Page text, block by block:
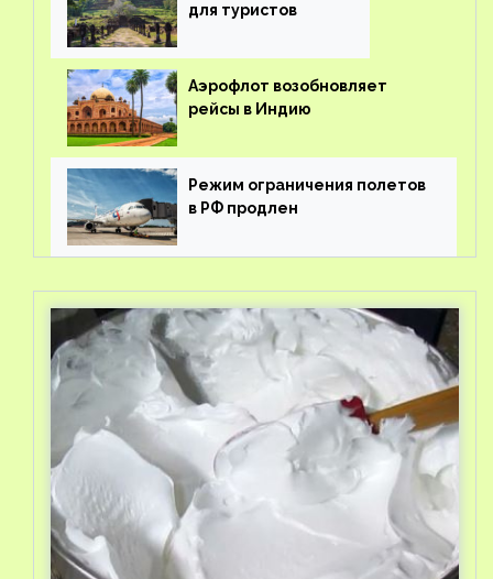
для туристов
Аэрофлот возобновляет
рейсы в Индию
Режим ограничения полетов
в РФ продлен